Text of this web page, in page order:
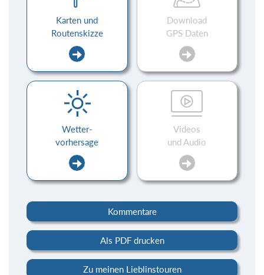
Karten und
Routenskizze
Download
GPS Daten
Wetter-
vorhersage
Videos
und Audio
Kommentare
Als PDF drucken
Zu meinen Lieblinstouren